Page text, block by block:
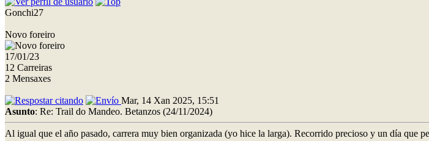
Gonchi27
Novo foreiro
17/01/23
12 Carreiras
2 Mensaxes
Mar, 14 Xan 2025, 15:51
Asunto: Re: Trail do Mandeo. Betanzos (24/11/2024)
Al igual que el año pasado, carrera muy bien organizada (yo hice la larga). Recorrido precioso y un día que